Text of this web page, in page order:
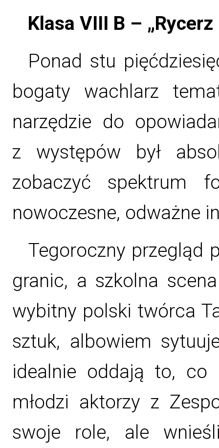
Klasa VIII B –
Ponad stu
bogaty wachlarz
narzędzie do
z występów był
zobaczyć spektrum
nowoczesne, odważne
Tegoroczny przegląd
granic, a szkolna
wybitny polski twórca
sztuk, albowiem
idealnie oddają to, co
młodzi aktorzy z
swoje role, ale